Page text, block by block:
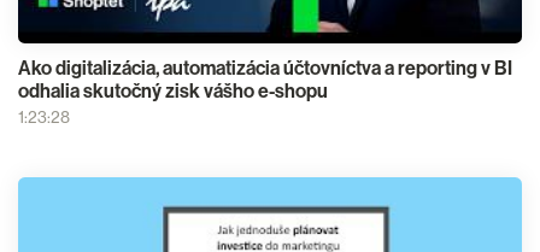
Ako digitalizácia, automatizácia účtovníctva a reporting v BI
odhalia skutočný zisk vášho e-shopu
1:23:28